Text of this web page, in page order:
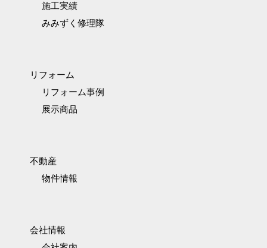
施工実績
みみずく修理隊
リフォーム
リフォーム事例
展示商品
不動産
物件情報
会社情報